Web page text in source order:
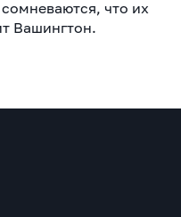
что их
Вашингтон.